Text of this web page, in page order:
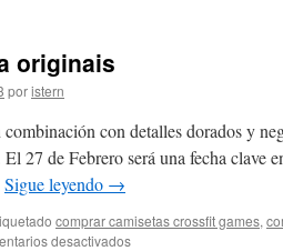
aliexpress
originais
poristern
con detalles dorados y
27 de Febrero será una fecha clave
Sigue leyendo →
comprar camisetas crossfit games,
desactivadosen